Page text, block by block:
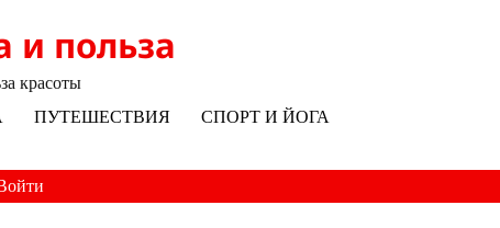
и польза
красоты
ПУТЕШЕСТВИЯ СПОРТ И ЙОГА